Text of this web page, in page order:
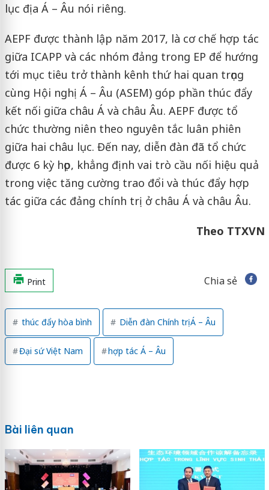
lục địa Á – Âu nói riêng.
AEPF được thành lập năm 2017, là cơ chế hợp tác
giữa ICAPP và các nhóm đảng trong EP để hướng
tới mục tiêu trở thành kênh thứ hai quan trọng
cùng Hội nghị Á – Âu (ASEM) góp phần thúc đẩy
kết nối giữa châu Á và châu Âu. AEPF được tổ
chức thường niên theo nguyên tắc luân phiên
giữa hai châu lục. Đến nay, diễn đàn đã tổ chức
được 6 kỳ họp, khẳng định vai trò cầu nối hiệu quả
trong việc tăng cường trao đổi và thúc đẩy hợp
tác giữa các đảng chính trị ở châu Á và châu Âu.
Theo TTXVN
Print Chia sẻ
thúc đẩy hòa bình Diễn đàn Chính trị Á – Âu
Đại sứ Việt Nam hợp tác Á – Âu
Bài liên quan